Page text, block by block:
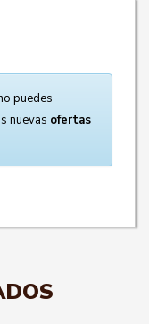
puedes
nuevas ofertas